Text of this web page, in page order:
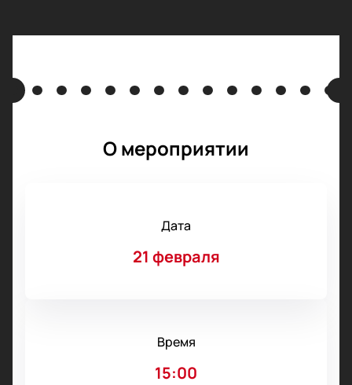
О мероприятии
Дата
21 февраля
Время
15:00